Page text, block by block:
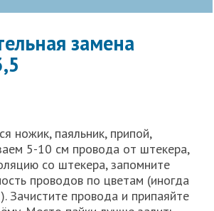
замена
ножик, паяльник, припой,
5-10 см провода от штекера,
со штекера, запомните
проводов по цветам (иногда
Зачистите провода и припаяйте